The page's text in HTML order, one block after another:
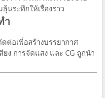
นระทึกให้เรื่องราว
ำ
ต่อเพื่อสร้างบรรยากาศ
ง การจัดแสง และ CG ถูกนำ